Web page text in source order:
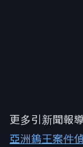
更多引新聞報導
亞洲鎢王案件